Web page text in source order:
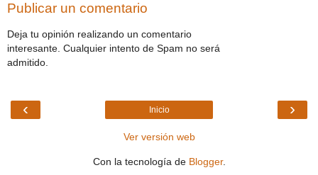
Publicar un comentario
Deja tu opinión realizando un comentario
interesante. Cualquier intento de Spam no será
admitido.
‹ ›
Inicio
Ver versión web
Con la tecnología de Blogger.